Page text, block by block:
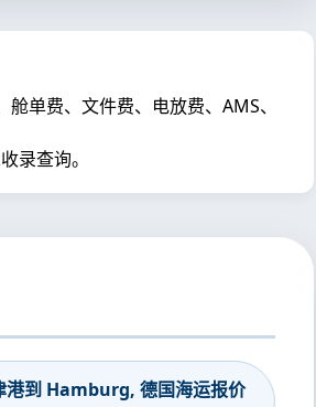
单费、文件费、电放费、AMS、
录查询。
港到 Hamburg, 德国海运报价